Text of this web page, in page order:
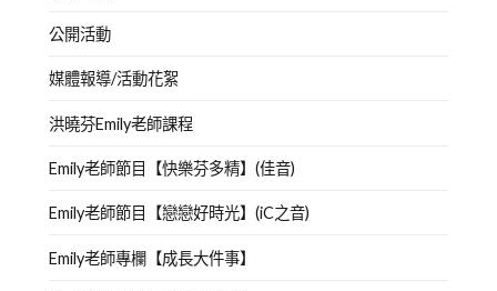
公開活動
媒體報導/活動花絮
洪曉芬Emily老師課程
Emily老師節目【快樂芬多精】(佳音)
Emily老師節目【戀戀好時光】(iC之音)
Emily老師專欄【成長大件事】